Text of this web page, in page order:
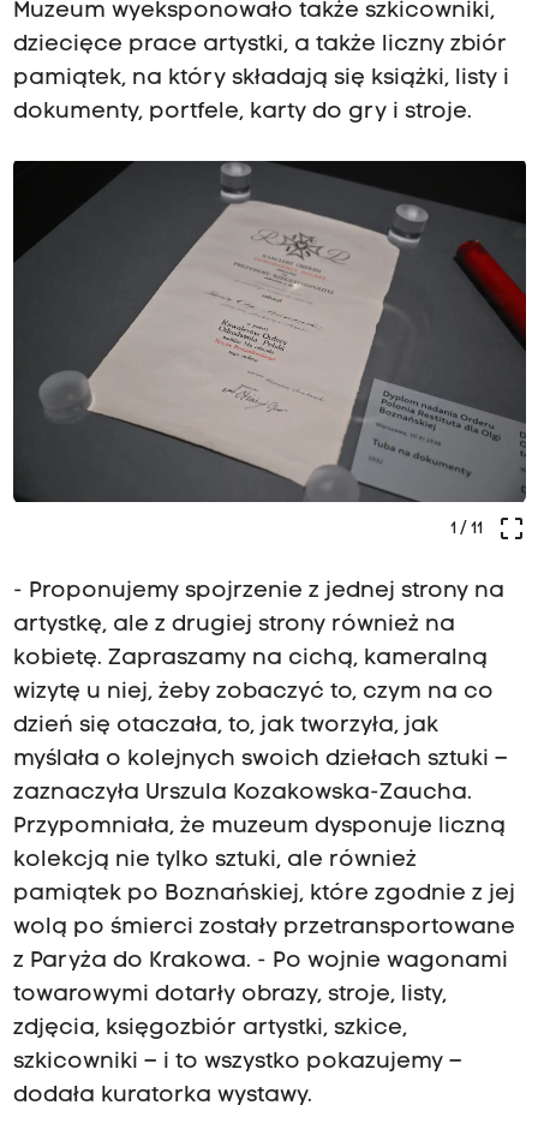
Muzeum wyeksponowało także szkicowniki,
dziecięce prace artystki, a także liczny zbiór
pamiątek, na który składają się książki, listy i
dokumenty, portfele, karty do gry i stroje.
crop_free
1/ 11
- Proponujemy spojrzenie z jednej strony na
artystkę, ale z drugiej strony również na
kobietę. Zapraszamy na cichą, kameralną
wizytę u niej, żeby zobaczyć to, czym na co
dzień się otaczała, to, jak tworzyła, jak
myślała o kolejnych swoich dziełach sztuki –
zaznaczyła Urszula Kozakowska-Zaucha.
Przypomniała, że muzeum dysponuje liczną
kolekcją nie tylko sztuki, ale również
pamiątek po Boznańskiej, które zgodnie z jej
wolą po śmierci zostały przetransportowane
z Paryża do Krakowa. - Po wojnie wagonami
towarowymi dotarły obrazy, stroje, listy,
zdjęcia, księgozbiór artystki, szkice,
szkicowniki – i to wszystko pokazujemy –
dodała kuratorka wystawy.